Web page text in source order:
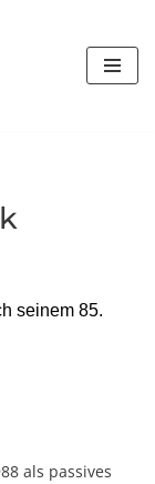
seinem 85.
als passives